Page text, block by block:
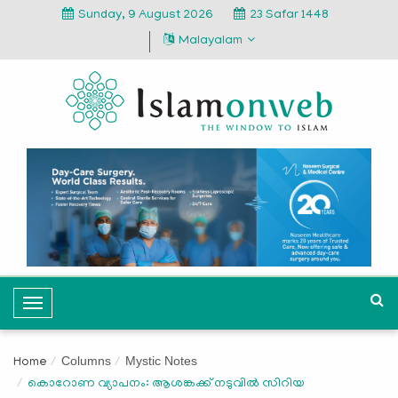
Sunday, 9 August 2026
23 Safar 1448
Malayalam
T
o
g
l
Home Columns Mystic Notes
കൊറോണ വ്യാപനം: ആശങ്കക്ക് നടുവിൽ സിറിയ